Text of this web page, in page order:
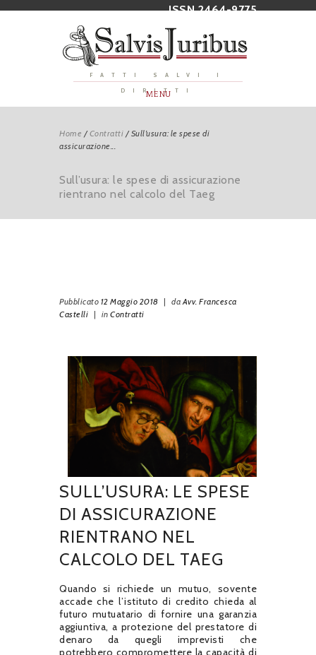
ISSN 2464-9775
FATTI SALVI I
DIRITTI
MENU
Home /Contratti /Sull’usura: le spese di
assicurazione...
Sull’usura: le spese di assicurazione
rientrano nel calcolo del Taeg
Pubblicato 12 Maggio 2018 | daAvv. Francesca
Castelli | in Contratti
SULL’USURA: LE SPESE
DI ASSICURAZIONE
RIENTRANO NEL
CALCOLO DEL TAEG
Quando si richiede un mutuo, sovente
accade che l’istituto di credito chieda al
futuro mutuatario di fornire una garanzia
aggiuntiva, a protezione del prestatore di
denaro da quegli imprevisti che
potrebbero compromettere la capacità di